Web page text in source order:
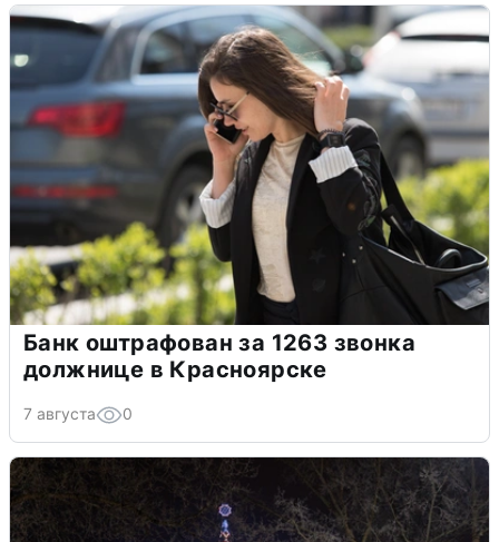
Банк оштрафован за 1263 звонка
должнице в Красноярске
7 августа 0